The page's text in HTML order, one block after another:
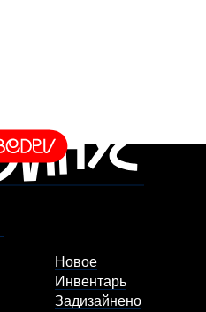
Новое
Инвентарь
Задизайнено